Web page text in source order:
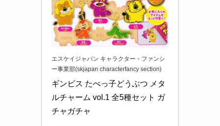
エスケイジャパン キャラクター・ファンシ
ー事業部(skjapan characterfancy section)
ギンビス たべっ子どうぶつ メタ
ルチャーム vol.1 全5種セット ガ
チャガチャ